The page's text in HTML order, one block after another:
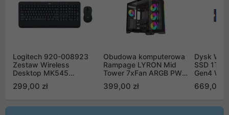
Logitech 920-008923
Zestaw Wireless
Desktop MK545
299,00 zł
Obudowa komputerowa
Rampage LYRON Mid
Tower 7xFan ARGB PWM
399,00 zł
Dysk WD
SSD 1TB
Gen4
669,00